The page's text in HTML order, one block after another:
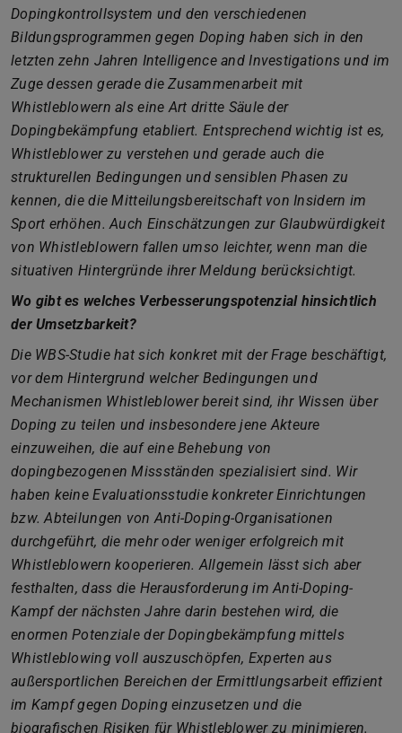
Dopingkontrollsystem und den verschiedenen
Bildungsprogrammen gegen Doping haben sich in den
letzten zehn Jahren Intelligence and Investigations und im
Zuge dessen gerade die Zusammenarbeit mit
Whistleblowern als eine Art dritte Säule der
Dopingbekämpfung etabliert. Entsprechend wichtig ist es,
Whistleblower zu verstehen und gerade auch die
strukturellen Bedingungen und sensiblen Phasen zu
kennen, die die Mitteilungsbereitschaft von Insidern im
Sport erhöhen. Auch Einschätzungen zur Glaubwürdigkeit
von Whistleblowern fallen umso leichter, wenn man die
situativen Hintergründe ihrer Meldung berücksichtigt.
Wo gibt es welches Verbesserungspotenzial hinsichtlich
der Umsetzbarkeit?
Die WBS-Studie hat sich konkret mit der Frage beschäftigt,
vor dem Hintergrund welcher Bedingungen und
Mechanismen Whistleblower bereit sind, ihr Wissen über
Doping zu teilen und insbesondere jene Akteure
einzuweihen, die auf eine Behebung von
dopingbezogenen Missständen spezialisiert sind. Wir
haben keine Evaluationsstudie konkreter Einrichtungen
bzw. Abteilungen von Anti-Doping-Organisationen
durchgeführt, die mehr oder weniger erfolgreich mit
Whistleblowern kooperieren. Allgemein lässt sich aber
festhalten, dass die Herausforderung im Anti-Doping-
Kampf der nächsten Jahre darin bestehen wird, die
enormen Potenziale der Dopingbekämpfung mittels
Whistleblowing voll auszuschöpfen, Experten aus
außersportlichen Bereichen der Ermittlungsarbeit effizient
im Kampf gegen Doping einzusetzen und die
biografischen Risiken für Whistleblower zu minimieren.